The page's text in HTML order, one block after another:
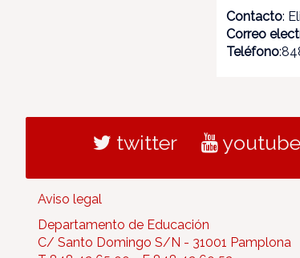
Contacto:
Correo
Teléfono
twitter youtube
Aviso legal
Departamento de Educación
C/ Santo Domingo S/N - 31001 Pamplona